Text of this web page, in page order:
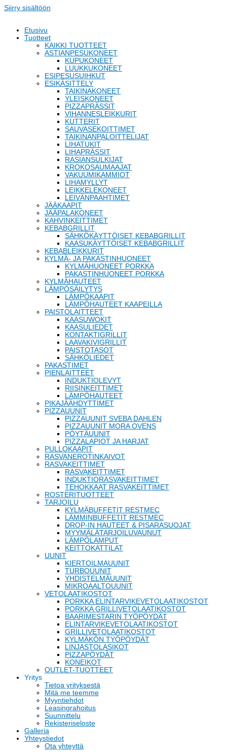
Siirry sisältöön
Etusivu
Tuotteet
KAIKKI TUOTTEET
ASTIANPESUKONEET
KUPUKONEET
LUUKKUKONEET
ESIPESUSUIHKUT
ESIKÄSITTELY
TAIKINAKONEET
YLEISKONEET
PIZZAPRÄSSIT
VIHANNESLEIKKURIT
KUTTERIT
SAUVASEKOITTIMET
TAIKINANPALOITTELIJAT
LIHATUKIT
LIHAPRÄSSIT
RASIANSULKIJAT
KROKOSAUMAAJAT
VAKUUMIKAMMIOT
LIHAMYLLYT
LEIKKELEKONEET
LEIVÄNPAAHTIMET
JÄÄKAAPIT
JÄÄPALAKONEET
KAHVINKEITTIMET
KEBABGRILLIT
SÄHKÖKÄYTTÖISET KEBABGRILLIT
KAASUKÄYTTÖISET KEBABGRILLIT
KEBABLEIKKURIT
KYLMÄ- JA PAKASTINHUONEET
KYLMÄHUONEET PORKKA
PAKASTINHUONEET PORKKA
KYLMÄHAUTEET
LÄMPÖSÄILYTYS
LÄMPÖKAAPIT
LÄMPÖHAUTEET KAAPEILLA
PAISTOLAITTEET
KAASUWOKIT
KAASULIEDET
KONTAKTIGRILLIT
LAAVAKIVIGRILLIT
PAISTOTASOT
SÄHKÖLIEDET
PAKASTIMET
PIENLAITTEET
INDUKTIOLEVYT
RIISINKEITTIMET
LÄMPÖHAUTEET
PIKAJÄÄHDYTTIMET
PIZZAUUNIT
PIZZAUUNIT SVEBA DAHLEN
PIZZAUUNIT MORA OVENS
PÖYTÄUUNIT
PIZZALAPIOT JA HARJAT
PULLOKAAPIT
RASVANEROTINKAIVOT
RASVAKEITTIMET
RASVAKEITTIMET
INDUKTIORASVAKEITTIMET
TEHOKKAAT RASVAKEITTIMET
ROSTERITUOTTEET
TARJOILU
KYLMÄBUFFETIT RESTMEC
LÄMMINBUFFETIT RESTMEC
DROP-IN HAUTEET & PISARASUOJAT
MYYMÄLÄTARJOILUVAUNUT
LÄMPÖLAMPUT
KEITTOKATTILAT
UUNIT
KIERTOILMAUUNIT
TURBOUUNIT
YHDISTELMÄUUNIT
MIKROAALTOUUNIT
VETOLAATIKOSTOT
PORKKA ELINTARVIKEVETOLAATIKOSTOT
PORKKA GRILLIVETOLAATIKOSTOT
BAARIMESTARIN TYÖPÖYDÄT
ELINTARVIKEVETOLAATIKOSTOT
GRILLIVETOLAATIKOSTOT
KYLMÄKÖN TYÖPÖYDÄT
LINJASTOLASIKOT
PIZZAPÖYDÄT
KONEIKOT
OUTLET-TUOTTEET
Yritys
Tietoa yrityksestä
Mitä me teemme
Myyntiehdot
Leasingrahoitus
Suunnittelu
Rekisteriseloste
Galleria
Yhteystiedot
Ota yhteyttä